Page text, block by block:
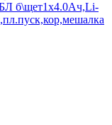
б\щет1х4.0Ач,Li-